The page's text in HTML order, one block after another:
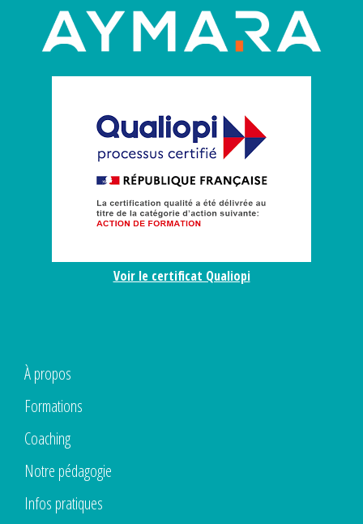
Voir le certificat Qualiopi
À propos
Formations
Coaching
Notre pédagogie
Infos pratiques